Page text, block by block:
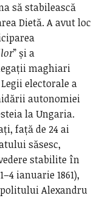
să stabilească
Dietă. A avut loc
” și a
maghiari
electorale a
autonomiei
la Ungaria.
față de 24 ai
săsesc,
stabilite în
ianuarie 1861),
Alexandru